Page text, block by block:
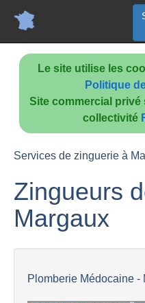
Le site utilise les
Politique
Site commercial privé
collectivité
Services de zinguerie à
Zingueurs
Margaux
Plomberie Médocaine -